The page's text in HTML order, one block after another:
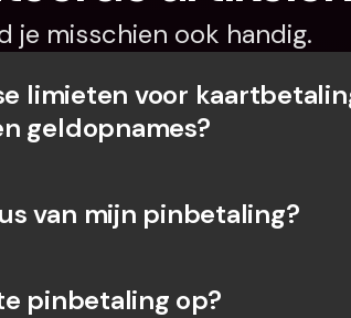
je misschien ook handig.
limieten voor
geldopnames?
van mijn pinbetaling?
pinbetaling op?